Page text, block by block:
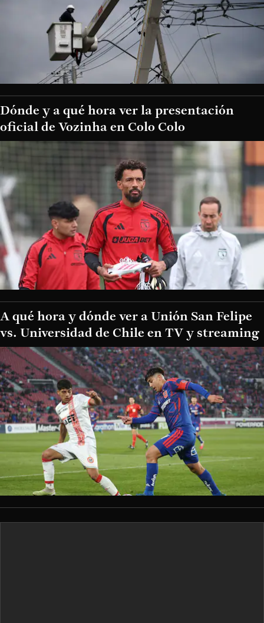
Dónde y a qué hora ver la presentación
oficial de Vozinha en Colo Colo
A qué hora y dónde ver a Unión San Felipe
vs. Universidad de Chile en TV y streaming